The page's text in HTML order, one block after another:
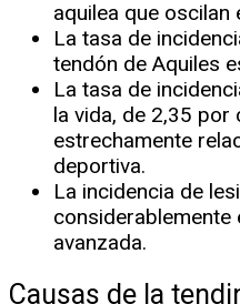
aquilea que oscilan
La tasa de
tendón de Aquiles
La tasa de
la vida, de 2,35 por
estrechamente
deportiva.
La incidencia de
considerablemente
avanzada.
Causas de la